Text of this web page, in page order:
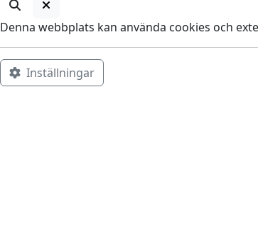
Denna webbplats kan använda cookies och
Inställningar